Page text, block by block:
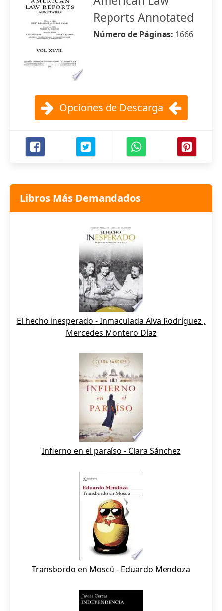
Reports Annotated
Número de Páginas: 1666
Opciones de Descarga
Libros Más Demandados
El hecho inesperado - Inmaculada Alva Rodríguez ,
Mercedes Montero Díaz
Infierno en el paraíso - Clara Sánchez
Transbordo en Moscú - Eduardo Mendoza